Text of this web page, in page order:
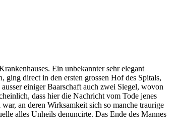
Ein unbekannter sehr elegant
ging direct in den ersten grossen Hof des Spitals,
einiger Baarschaft auch zwei Siegel, wovon
dass hier die Nachricht vom Tode jenes
an deren Wirksamkeit sich so manche traurige
alles Unheils denuncirte. Das Ende des Mannes